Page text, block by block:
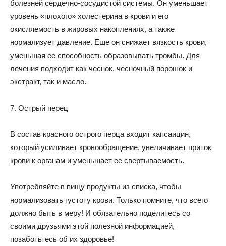
болезней сердечно-сосудистой системы. Он уменьшает
уровень «плохого» холестерина в крови и его
окисляемость в жировых накоплениях, а также
нормализует давление. Еще он снижает вязкость крови,
уменьшая ее способность образовывать тромбы. Для
лечения подходит как чеснок, чесночный порошок и
экстракт, так и масло.
7. Острый перец
В состав красного острого перца входит капсаицин,
который усиливает кровообращение, увеличивает приток
крови к органам и уменьшает ее свертываемость.
Употребляйте в пищу продукты из списка, чтобы
нормализовать густоту крови. Только помните, что всего
должно быть в меру! И обязательно поделитесь со
своими друзьями этой полезной информацией,
позаботьтесь об их здоровье!